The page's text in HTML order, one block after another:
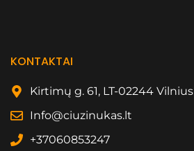
KONTAKTAI
Kirtimų g. 61, LT-02244 Vilnius
Info@ciuzinukas.lt
+37060853247